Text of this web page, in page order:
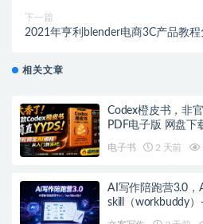
下一篇
2021年亨利blender电商3C产品教
相关文章
Codex橙皮书，非
PDF电子版 网盘下
电子书 2 天前
AI写作陪跑营3.0，